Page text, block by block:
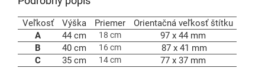
Veľkosť Výška Priemer
Orientačná veľkosť štítku
A
44 cm 18 cm
97 x 44 mm
B
40 cm 16 cm
87 x 41 mm
C
35 cm 14 cm 77 x 37 mm